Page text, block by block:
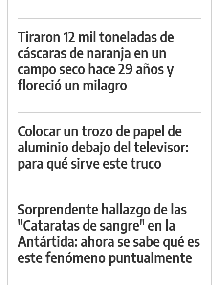
Tiraron 12 mil toneladas de
cáscaras de naranja en un
campo seco hace 29 años y
floreció un milagro
Colocar un trozo de papel de
aluminio debajo del televisor:
para qué sirve este truco
Sorprendente hallazgo de las
"Cataratas de sangre" en la
Antártida: ahora se sabe qué es
este fenómeno puntualmente